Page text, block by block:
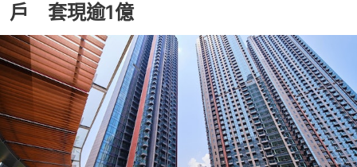
戶 套現逾1億